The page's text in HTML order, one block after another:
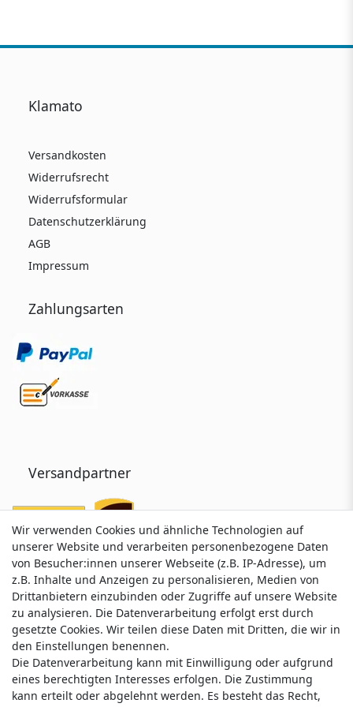
Klamato
Versandkosten
Widerrufsrecht
Widerrufsformular
Datenschutzerklärung
AGB
Impressum
Zahlungsarten
Versandpartner
Service & Kontakt
Wünschen Sie einen Rückruf?
service@klamato.de
Wir verwenden Cookies und ähnliche Technologien auf
unserer Website und verarbeiten personenbezogene Daten
von Besucher:innen unserer Webseite (z.B. IP-Adresse), um
z.B. Inhalte und Anzeigen zu personalisieren, Medien von
Drittanbietern einzubinden oder Zugriffe auf unsere Website
zu analysieren. Die Datenverarbeitung erfolgt erst durch
gesetzte Cookies. Wir teilen diese Daten mit Dritten, die wir in
den Einstellungen benennen.
Die Datenverarbeitung kann mit Einwilligung oder aufgrund
eines berechtigten Interesses erfolgen. Die Zustimmung
kann erteilt oder abgelehnt werden. Es besteht das Recht,
Wir verwenden Cookies und ähnliche Technologien auf
unserer Website und verarbeiten personenbezogene Daten
von Besucher:innen unserer Webseite (z.B. IP-Adresse), um
z.B. Inhalte und Anzeigen zu personalisieren, Medien von
Drittanbietern einzubinden oder Zugriffe auf unsere Website
zu analysieren. Die Datenverarbeitung erfolgt erst durch
gesetzte Cookies. Wir teilen diese Daten mit Dritten, die wir in
den Einstellungen benennen.
Die Datenverarbeitung kann mit Einwilligung oder aufgrund
eines berechtigten Interesses erfolgen. Die Zustimmung
kann erteilt oder abgelehnt werden. Es besteht das Recht,